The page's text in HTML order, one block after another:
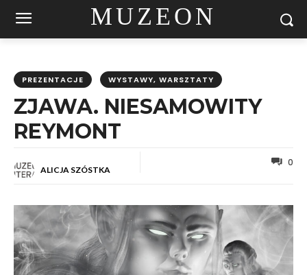
MUZEON
PREZENTACJE WYSTAWY, WARSZTATY
ZJAWA. NIESAMOWITY
REYMONT
ALICJA SZÓSTKA
0